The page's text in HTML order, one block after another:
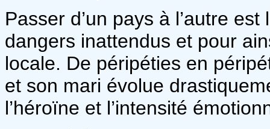
Passer d’un pays à l’autre
dangers inattendus et pour
locale. De péripéties en
et son mari évolue
l’héroïne et l’intensité